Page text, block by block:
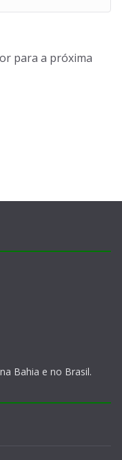
para a próxima
Bahia e no Brasil.